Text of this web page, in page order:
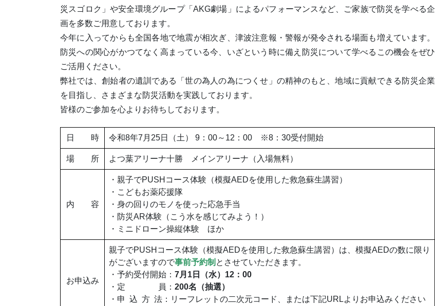
災スゴロク」や安全環境グループ「AKG劇場」によるパフォーマンスなど、ご家族で防災を学べる企
画を多数ご用意しております。
今年に入ってからも全国各地で地震が相次ぎ、津波注意報・警報が発令される場面も増えています。
防災への関心がかつてなく高まっている今、いざという時に備え防災について学べるこの機会をぜひ
ご活用ください。
弊社では、創始者の遺訓である「世の為人の為につくせ」の精神のもと、地域に貢献できる防災企業
を目指し、さまざまな防災活動を実践しております。
皆様のご参加を心よりお待ちしております。
日 時 令和8年7月25日（土） 9：00～12：00 ※8：30受付開始
場 所 よつ葉アリーナ十勝 メインアリーナ（入場無料）
内 容
・親子でPUSHコース体験（模擬AEDを使用した救急蘇生講習）
・こどもお薬応援隊
・身の回りのモノを使った応急手当
・防災AR体験（こう水を感じてみよう！）
・ミニドローン操縦体験 ほか
お申込み
親子でPUSHコース体験（模擬AEDを使用した救急蘇生講習）は、模擬AEDの数に限り
がございますので事前予約制 とさせていただきます。
・予約受付開始： 7月1 日（水）12：00
・定 員： 200名（抽選）
・申 込 方 法：リーフレットの二次元コード、または下記URLよりお申込みください